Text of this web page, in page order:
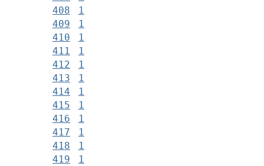
408
1
409
1
410
1
411
1
412
1
413
1
414
1
415
1
416
1
417
1
418
1
419
1